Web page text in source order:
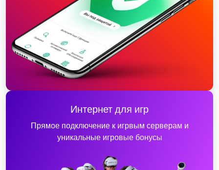
Интернет для игр
Прямое подключение к игрвым серверам и
уникальные игровые бонусы